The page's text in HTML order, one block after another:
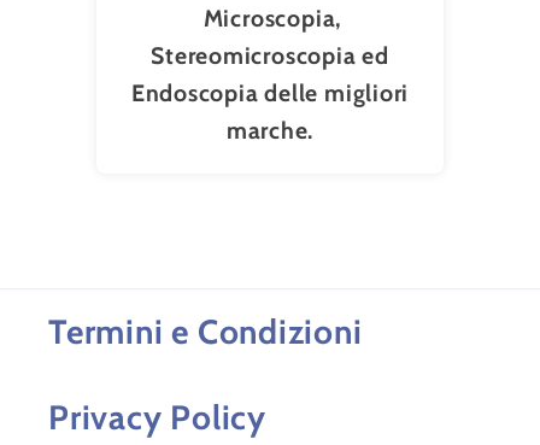
Microscopia,
Stereomicroscopia ed
Endoscopia delle migliori
marche.
Termini e Condizioni
Privacy Policy